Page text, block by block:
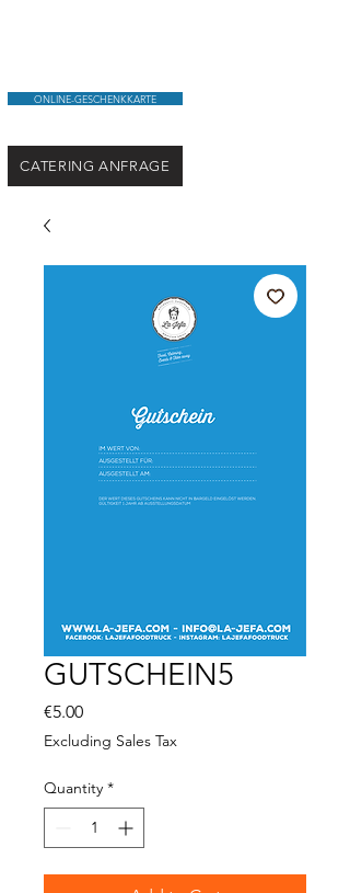
ONLINE-GESCHENKKARTE
CATERING ANFRAGE
GUTSCHEIN5
€5.00Price
Excluding Sales Tax
Quantity *